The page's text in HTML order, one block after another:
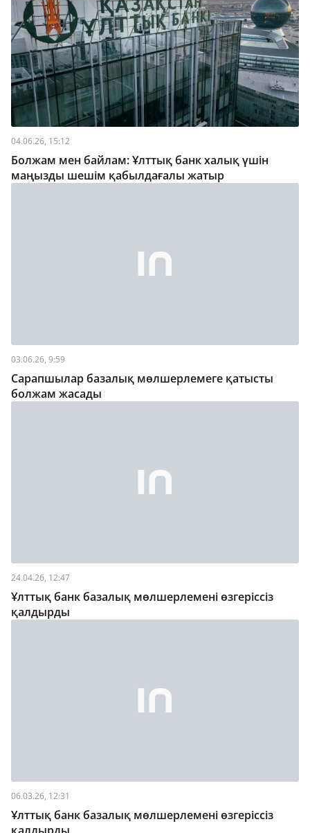
04.06.26, 15:12
Болжам мен байлам: Ұлттық банк халық үшін
маңызды шешім қабылдағалы жатыр
03.06.26, 9:59
Сарапшылар базалық мөлшерлемеге қатысты
болжам жасады
24.04.26, 12:47
Ұлттық банк базалық мөлшерлемені өзгеріссіз
қалдырды
06.03.26, 12:31
Ұлттық банк базалық мөлшерлемені өзгеріссіз